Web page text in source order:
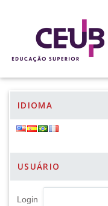
IDIOMA
USUÁRIO
Login